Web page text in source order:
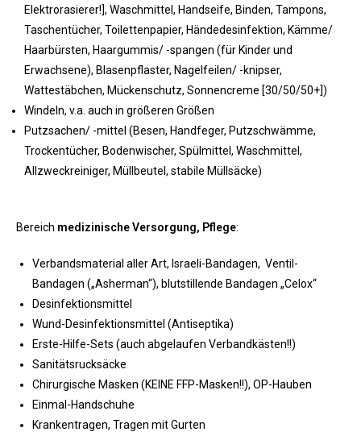
Elektrorasierer!], Waschmittel, Handseife, Binden, Tampons,
Taschentücher, Toilettenpapier, Händedesinfektion, Kämme/
Haarbürsten, Haargummis/ -spangen (für Kinder und
Erwachsene), Blasenpflaster, Nagelfeilen/ -knipser,
Wattestäbchen, Mückenschutz, Sonnencreme [30/50/50+])
Windeln, v.a. auch in größeren Größen
Putzsachen/ -mittel (Besen, Handfeger, Putzschwämme,
Trockentücher, Bodenwischer, Spülmittel, Waschmittel,
Allzweckreiniger, Müllbeutel, stabile Müllsäcke)
Bereich medizinische Versorgung, Pflege:
Verbandsmaterial aller Art, Israeli-Bandagen, Ventil-
Bandagen („Asherman“), blutstillende Bandagen „Celox“
Desinfektionsmittel
Wund-Desinfektionsmittel (Antiseptika)​
Erste-Hilfe-Sets (auch abgelaufen Verbandkästen!!)
Sanitätsrucksäcke
Chirurgische Masken (KEINE FFP-Masken!!), OP-Hauben
Einmal-Handschuhe
Krankentragen, Tragen mit Gurten